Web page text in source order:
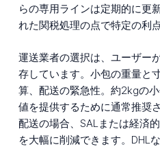
らの専用ラインは定期的に更
れた関税処理の点で特定の利
運送業者の選択は、ユーザー
存しています。小包の重量と
算、配送の緊急性。約2kgの
値を提供するために通常推奨
配送の場合、SALまたは経済
を大幅に削減できます。DHL